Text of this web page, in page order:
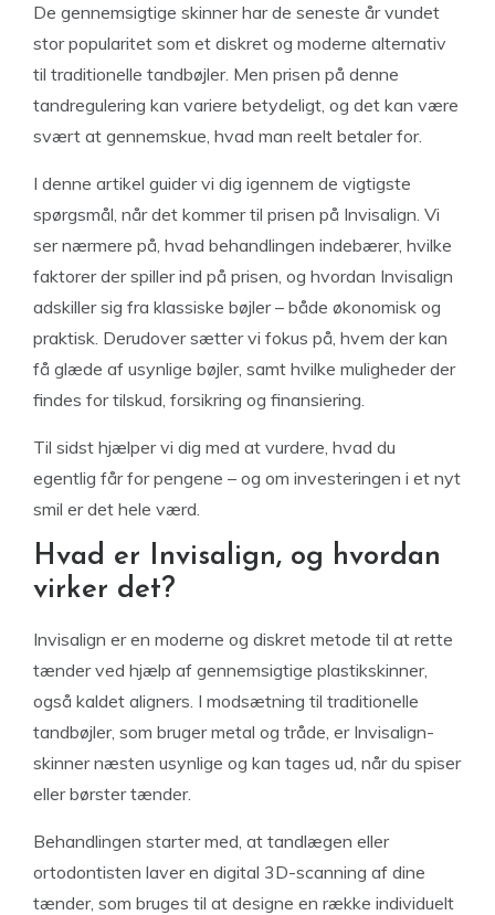
De gennemsigtige skinner har de seneste år vundet
stor popularitet som et diskret og moderne alternativ
til traditionelle tandbøjler. Men prisen på denne
tandregulering kan variere betydeligt, og det kan være
svært at gennemskue, hvad man reelt betaler for.
I denne artikel guider vi dig igennem de vigtigste
spørgsmål, når det kommer til prisen på Invisalign. Vi
ser nærmere på, hvad behandlingen indebærer, hvilke
faktorer der spiller ind på prisen, og hvordan Invisalign
adskiller sig fra klassiske bøjler – både økonomisk og
praktisk. Derudover sætter vi fokus på, hvem der kan
få glæde af usynlige bøjler, samt hvilke muligheder der
findes for tilskud, forsikring og finansiering.
Til sidst hjælper vi dig med at vurdere, hvad du
egentlig får for pengene – og om investeringen i et nyt
smil er det hele værd.
Hvad er Invisalign, og hvordan
virker det?
Invisalign er en moderne og diskret metode til at rette
tænder ved hjælp af gennemsigtige plastikskinner,
også kaldet aligners. I modsætning til traditionelle
tandbøjler, som bruger metal og tråde, er Invisalign-
skinner næsten usynlige og kan tages ud, når du spiser
eller børster tænder.
Behandlingen starter med, at tandlægen eller
ortodontisten laver en digital 3D-scanning af dine
tænder, som bruges til at designe en række individuelt